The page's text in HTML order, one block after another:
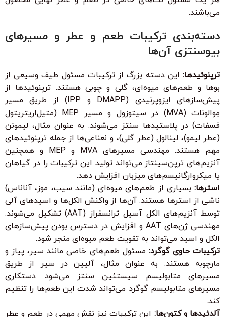
می‌باشند.
دسته‌بندی ترکیبات طعم و عطر و مسیرهای
بیوسنتزی آن‌ها
ترپنوئیدها: این دسته بزرگ از ترکیبات مسئول طیف وسیعی از
بوها و طعم‌های میوه‌ای، گلی و چوبی هستند. ترپنوئیدها از
پیش‌سازهای ایزوپرنیدی (DMAPP و IPP) از طریق مسیر
مِوالونات (MVA) در سیتوزول و مسیر MEP (متیل‌اریتریتول
فسفات) در پلاستیدها سنتز می‌شوند. به عنوان مثال، لیمونن
(عطر لیمو)، لینالول (عطر گلی)، و نعناعی‌ها از جمله ترپنوئیدهای
مهم هستند. مهندسی مسیرهای MVA و MEP و همچنین
آنزیم‌های ترپن‌سینتاز می‌تواند تولید این ترکیبات را در گیاهان
یا میکروارگانیسم‌های میزبان افزایش دهد.
استرها: بسیاری از طعم‌های میوه‌ای (مانند سیب، موز، آناناس)
ناشی از استرها هستند. آن‌ها از واکنش الکل‌ها و اسیدهای آلی
توسط آنزیم‌های الکل آسیل ترانسفراز (AAT) تشکیل می‌شوند.
مهندسی ژن‌های AAT و افزایش در دسترس بودن پیش‌سازهای
الکل و اسید می‌تواند به تقویت طعم میوه‌ای منجر شود.
ترکیبات حاوی گوگرد: مسئول طعم‌های خاصی مانند سیر، پیاز و
مارچوبه هستند. به عنوان مثال، آلیین در سیر از طریق
مسیرهای متابولیسم سیستئین سنتز می‌شود. دستکاری
مسیرهای متابولیسم گوگرد می‌تواند شدت این طعم‌ها را تنظیم
کند.
آلدئیدها و کتون‌ها: این ترکیبات نیز نقش مهمی در طعم و عطر